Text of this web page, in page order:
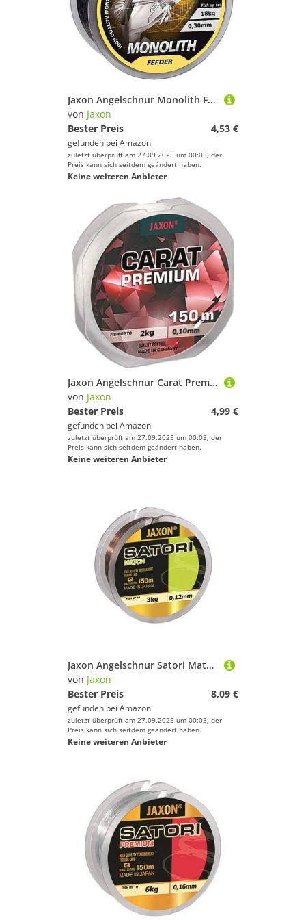
Jaxon Angelschnur Monolith Feeder 150m / 0,16-0,35mm Spule Monofile Feederschnur (0,30mm / 18kg)
von Jaxon
Bester Preis
4,53 €
gefunden bei Amazon
zuletzt überprüft am 27.09.2025 um 00:03; der
Preis kann sich seitdem geändert haben.
Keine weiteren Anbieter
Jaxon Angelschnur Carat Premium 150m Spule 0,10mm-0,45mm Monofile (0,10mm/2kg)
von Jaxon
Bester Preis
4,99 €
gefunden bei Amazon
zuletzt überprüft am 27.09.2025 um 00:03; der
Preis kann sich seitdem geändert haben.
Keine weiteren Anbieter
Jaxon Angelschnur Satori Match 150m 0,12mm-0,25mm Spule Monofile Schnur (0,12mm / 3kg)
von Jaxon
Bester Preis
8,09 €
gefunden bei Amazon
zuletzt überprüft am 27.09.2025 um 00:03; der
Preis kann sich seitdem geändert haben.
Keine weiteren Anbieter